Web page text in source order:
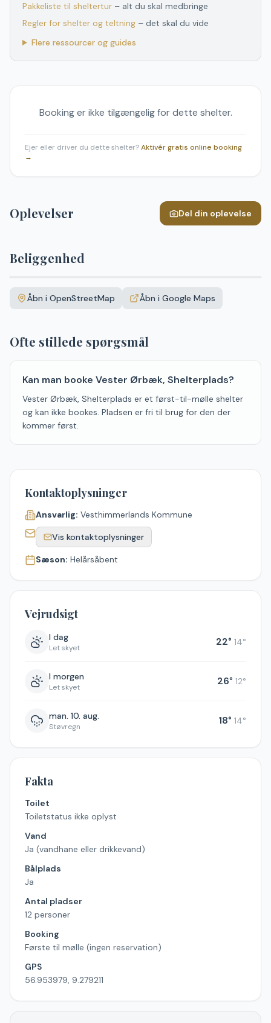
Pakkeliste til sheltertur – alt du skal medbringe
Regler for shelter og teltning – det skal du vide
Flere ressourcer og guides
Booking er ikke tilgængelig for dette shelter.
Ejer eller driver du dette shelter?Aktivér gratis online booking
→
Oplevelser Del din oplevelse
Beliggenhed
+Åbn i OpenStreetMap Åbn i Google Maps
Ofte stillede spørgsmål
Kan man booke Vester Ørbæk, Shelterplads?
Vester Ørbæk, Shelterplads er et først-til-mølle shelter
og kan ikke bookes. Pladsen er fri til brug for den der
kommer først.
Kontaktoplysninger
Ansvarlig: Vesthimmerlands Kommune
Vis kontaktoplysninger
Sæson: Helårsåbent
Vejrudsigt
I dag
Let skyet 22° 14°
I morgen
Let skyet 26° 12°
man. 10. aug.
Støvregn 18° 14°
Fakta
Toilet
Toiletstatus ikke oplyst
Vand
Ja (vandhane eller drikkevand)
Bålplads
Ja
Antal pladser
12 personer
Booking
Første til mølle (ingen reservation)
GPS
56.953979, 9.279211